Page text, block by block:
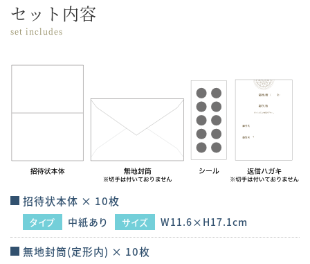
セット内容
set includes
招待状本体 × 10枚
タイプ 中紙あり サイズ W11.6×H17.1cm
無地封筒(定形内) × 10枚